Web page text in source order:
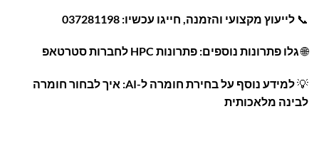
📞 לייעוץ מקצועי והזמנה, חייגו עכשיו: 037281198
🌐גלו פתרונות נוספים: פתרונות HPC לחברות סטרטאפ
💡למידע נוסף על בחירת חומרה ל-AI:
איך לבחור חומרה
לבינה מלאכותית